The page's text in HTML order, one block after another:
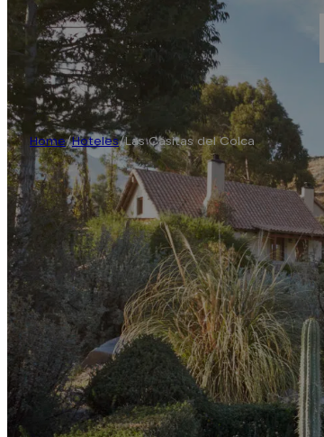
Home/Hoteles/Las Casitas del Colca